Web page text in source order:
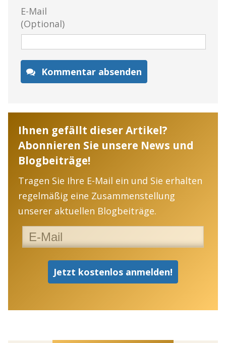
E-Mail
(Optional)
Kommentar absenden
Ihnen gefällt dieser Artikel?
Abonnieren Sie unsere News und
Blogbeiträge!
Tragen Sie Ihre E-Mail ein und Sie erhalten
regelmäßig eine Zusammenstellung
unserer aktuellen Blogbeiträge.